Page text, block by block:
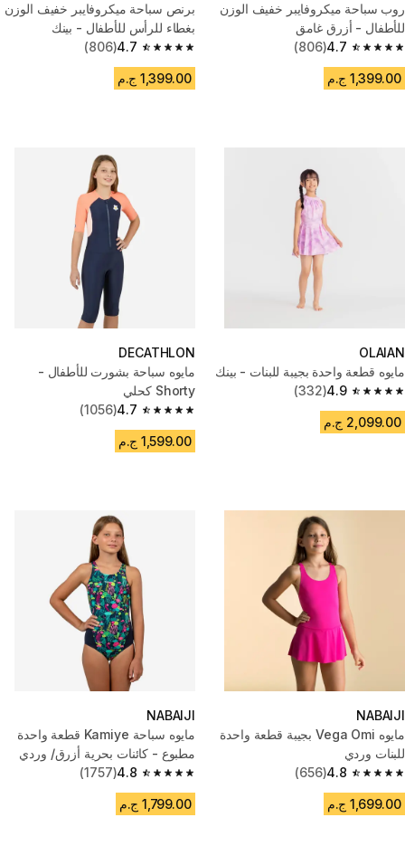
روب سباحة ميكروفايبر خفيف الوزن
للأطفال - أزرق غامق
4.7
4.7 out of 5 stars from 806 reviews
(806)
1,399.00 ج.م
برنص سباحة ميكروفايبر خفيف الوزن
بغطاء للرأس للأطفال - بينك
4.7
4.7 out of 5 stars from 806 reviews
(806)
1,399.00 ج.م
OLAIAN
مايوه قطعة واحدة بجيبة للبنات - بينك
4.9
4.9 out of 5 stars from 332 reviews
(332)
2,099.00 ج.م
DECATHLON
مايوه سباحة بشورت للأطفال -
Shorty كحلي
4.7
4.7 out of 5 stars from 1056 reviews
(1056)
1,599.00 ج.م
NABAIJI
مايوه Vega Omi بجيبة قطعة واحدة
للبنات وردي
4.8
4.8 out of 5 stars from 656 reviews
(656)
1,699.00 ج.م
NABAIJI
مايوه سباحة Kamiye قطعة واحدة
مطبوع - كائنات بحرية أزرق/ وردي
4.8
4.8 out of 5 stars from 1757 reviews
(1757)
1,799.00 ج.م